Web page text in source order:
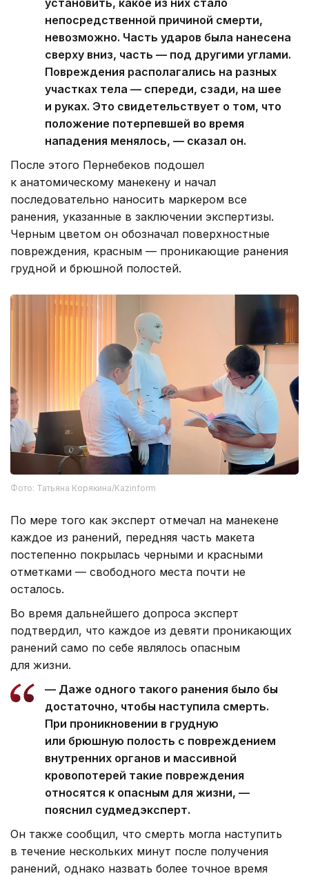
непосредственной причиной смерти,
невозможно. Часть ударов была нанесена
сверху вниз, часть — под другими углами.
Повреждения располагались на разных
участках тела — спереди, сзади, на шее
и руках. Это свидетельствует о том, что
положение потерпевшей во время
нападения менялось, — сказал он.
После этого Пернебеков подошел
к анатомическому манекену и начал
последовательно наносить маркером все
ранения, указанные в заключении экспертизы.
Черным цветом он обозначал поверхностные
повреждения, красным — проникающие ранения
грудной и брюшной полостей.
Фото: Татьяна Корякина/Kazinform
По мере того как эксперт отмечал на манекене
каждое из ранений, передняя часть макета
постепенно покрылась черными и красными
отметками — свободного места почти не
осталось.
Во время дальнейшего допроса эксперт
подтвердил, что каждое из девяти проникающих
ранений само по себе являлось опасным
для жизни.
— Даже одного такого ранения было бы
достаточно, чтобы наступила смерть.
При проникновении в грудную
или брюшную полость с повреждением
внутренних органов и массивной
кровопотерей такие повреждения
относятся к опасным для жизни, —
пояснил судмедэксперт.
Он также сообщил, что смерть могла наступить
в течение нескольких минут после получения
ранений, однако назвать более точное время